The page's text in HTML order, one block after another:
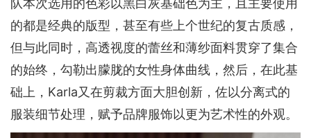
的都是经典的版型，甚至有些上个世纪的复古质感，
但与此同时，高透视度的蕾丝和薄纱面料贯穿了集合
的始终，勾勒出朦胧的女性身体曲线，然后，在此基
础上，Karla又在剪裁方面大胆创新，佐以分离式的
服装细节处理，赋予品牌服饰以更为艺术性的外观。